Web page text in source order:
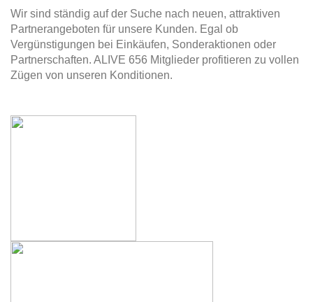
Wir sind ständig auf der Suche nach neuen, attraktiven
Partnerangeboten für unsere Kunden. Egal ob
Vergünstigungen bei Einkäufen, Sonderaktionen oder
Partnerschaften. ALIVE 656 Mitglieder profitieren zu vollen
Zügen von unseren Konditionen.